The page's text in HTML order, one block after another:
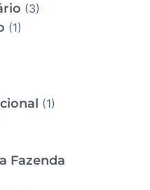
(3)
(1)
(1)
Fazenda